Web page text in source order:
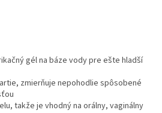
gél na báze vody pre ešte hladší
zmierňuje nepohodlie spôsobené
takže je vhodný na orálny, vaginálny